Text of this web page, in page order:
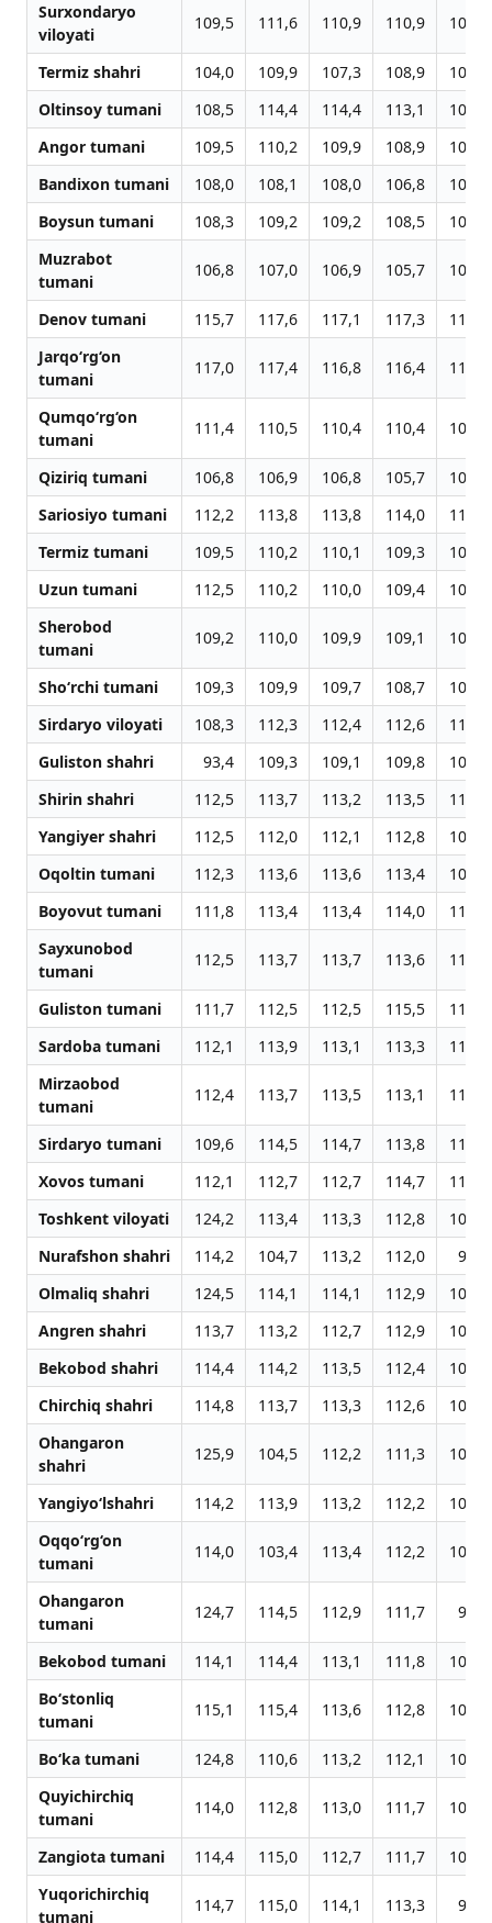
Surxondaryo
viloyati
109,5 111,6 110,9 110,9 108,1
Termiz shahri 104,0 109,9 107,3 108,9
105,3
Oltinsoy tumani
108,5 114,4 114,4 113,1
108,9
Angor tumani
109,5 110,2 109,9 108,9
104,9
Bandixon tumani
108,0 108,1 108,0 106,8
105,8
Boysun tumani
108,3 109,2 109,2 108,5
102,9
Muzrabot
tumani
106,8 107,0 106,9 105,7 101,9
Denov tumani 115,7 117,6 117,1 117,3
116,9
Jarqo‘rg‘on
tumani
117,0 117,4 116,8 116,4 113,3
Qumqo‘rg‘on
tumani
111,4 110,5 110,4 110,4 109,3
Qiziriq tumani 106,8 106,9 106,8 105,7
101,8
Sariosiyo tumani
112,2 113,8 113,8 114,0
114,7
Termiz tumani
109,5 110,2 110,1 109,3
106,0
Uzun tumani
112,5 110,2 110,0 109,4
106,3
Sherobod
tumani
109,2 110,0 109,9 109,1 105,9
Sho‘rchi tumani 109,3 109,9 109,7 108,7
104,9
Sirdaryo viloyati
108,3 112,3 112,4 112,6
112,3
Guliston shahri
93,4 109,3 109,1 109,8
104,5
Shirin shahri
112,5 113,7 113,2 113,5
110,2
Yangiyer shahri
112,5 112,0 112,1 112,8
109,6
Oqoltin tumani
112,3 113,6 113,6 113,4
108,6
Boyovut tumani
111,8 113,4 113,4 114,0
110,5
Sayxunobod
tumani
112,5 113,7 113,7 113,6 110,6
Guliston tumani 111,7 112,5 112,5 115,5
115,7
Sardoba tumani
112,1 113,9 113,1 113,3
110,8
Mirzaobod
tumani
112,4 113,7 113,5 113,1 112,4
Sirdaryo tumani 109,6 114,5 114,7 113,8
116,7
Xovos tumani
112,1 112,7 112,7 114,7
110,7
Toshkent viloyati
124,2 113,4 113,3 112,8
100,1
Nurafshon shahri
114,2 104,7 113,2 112,0
98,9
Olmaliq shahri
124,5 114,1 114,1 112,9
109,9
Angren shahri
113,7 113,2 112,7 112,9
109,8
Bekobod shahri
114,4 114,2 113,5 112,4
109,2
Chirchiq shahri
114,8 113,7 113,3 112,6
109,6
Ohangaron
shahri
125,9 104,5 112,2 111,3 108,3
Yangiyo‘lshahri 114,2 113,9 113,2 112,2
109,1
Oqqo‘rg‘on
tumani
114,0 103,4 113,4 112,2 109,2
Ohangaron
tumani
124,7 114,5 112,9 111,7 97,7
Bekobod tumani 114,1 114,4 113,1 111,8
108,7
Bo‘stonliq
tumani
115,1 115,4 113,6 112,8 109,8
Bo‘ka tumani 124,8 110,6 113,2 112,1
109,0
Quyichirchiq
tumani
114,0 112,8 113,0 111,7 108,4
Zangiota tumani 114,4 115,0 112,7 111,7
108,7
Yuqorichirchiq
tumani
114,7 115,0 114,1 113,3 96,0